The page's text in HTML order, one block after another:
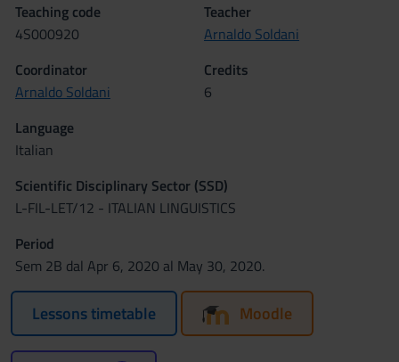
Teaching code
4S000920
Teacher
Arnaldo Soldani
Coordinator
Arnaldo Soldani
Credits
6
Language
Italian
Scientific Disciplinary Sector (SSD)
L-FIL-LET/12 - ITALIAN LINGUISTICS
Period
Sem 2B dal Apr 6, 2020 al May 30, 2020.
Lessons timetable Moodle